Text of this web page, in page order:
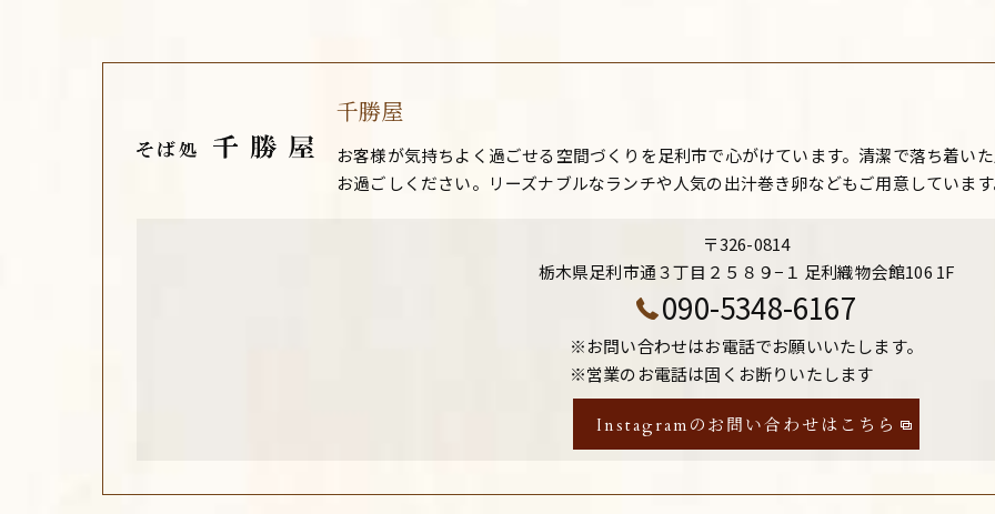
千勝屋
お客様が気持ちよく過ごせる空間づくりを足利市で心がけています。清潔で落ち着い
お過ごしください。リーズナブルなランチや人気の出汁巻き卵などもご用意していま
〒326-0814
栃木県足利市通３丁目２５８９−１ 足利織物会館106 1F
090-5348-6167
※お問い合わせはお電話でお願いいたします。
※営業のお電話は固くお断りいたします
Instagramのお問い合わせはこちら